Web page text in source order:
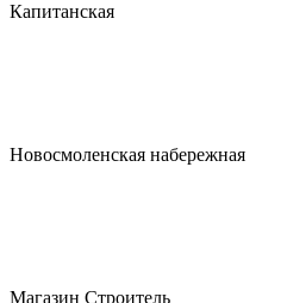
Капитанская
Новосмоленская набережная
Магазин Строитель